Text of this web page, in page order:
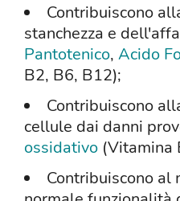
Contribuiscono
stanchezza e
Pantotenico, Acido
B2, B6, B12);
Contribuiscono
cellule dai danni
ossidativo (Vitamina
Contribuiscono al